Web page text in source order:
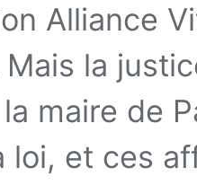
Alliance
la
maire de
loi, et ces